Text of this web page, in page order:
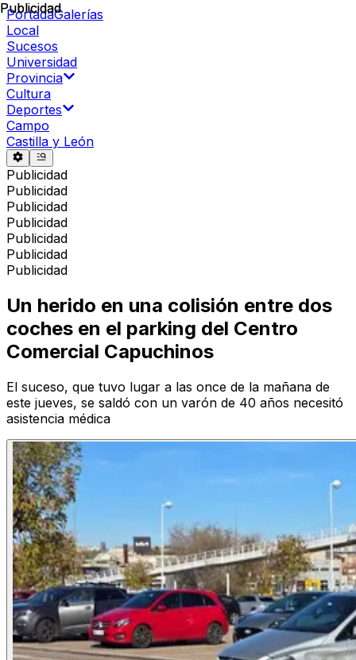
PortadaGalerías
Local
Sucesos
Universidad
Provincia
Cultura
Deportes
Campo
Castilla y León
Publicidad
Publicidad
Publicidad
Publicidad
Publicidad
Publicidad
Publicidad
Publicidad
Un herido en una colisión entre dos
coches en el parking del Centro
Comercial Capuchinos
El suceso, que tuvo lugar a las once de la mañana de
este jueves, se saldó con un varón de 40 años necesitó
asistencia médica
Publicidad